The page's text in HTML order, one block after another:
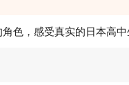
色，感受真实的日本高